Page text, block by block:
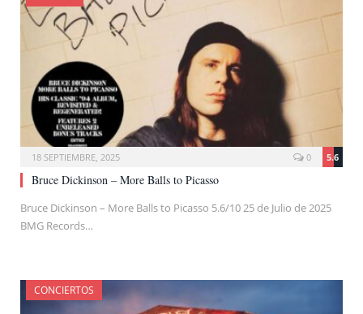
18 SEPTIEMBRE, 2025 5.6
0
Bruce Dickinson – More Balls to Picasso
Bruce Dickinson – More Balls to Picasso 5.6/10 25 de Julio de 2025
BMG Records…
CONCIERTOS